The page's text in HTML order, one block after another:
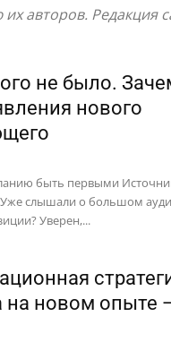
авторов. Редакция
не было.
нового
быть первыми
Уже слышали о большом
Уверен,...
новом опыте